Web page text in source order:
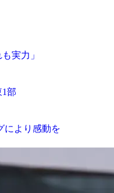
実力」
部
により感動を